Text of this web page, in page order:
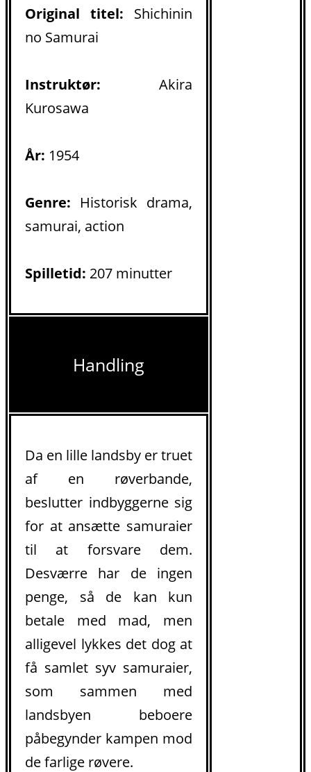
Original titel: Shichinin
no Samurai
Instruktør: Akira
Kurosawa
År: 1954
Genre: Historisk drama,
samurai, action
Spilletid: 207 minutter
Handling
Da en lille landsby er truet
af en røverbande,
beslutter indbyggerne sig
for at ansætte samuraier
til at forsvare dem.
Desværre har de ingen
penge, så de kan kun
betale med mad, men
alligevel lykkes det dog at
få samlet syv samuraier,
som sammen med
landsbyen beboere
påbegynder kampen mod
de farlige røvere.